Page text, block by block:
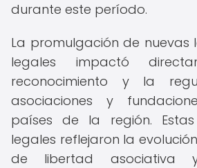
durante este período.
La promulgación de nuevas
legales impactó
reconocimiento y la
asociaciones y
países de la región. Estas
legales reflejaron la
de libertad asociativa